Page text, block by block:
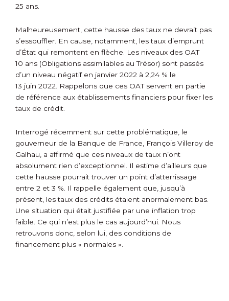
25 ans.
Malheureusement, cette hausse des taux ne devrait pas
s’essouffler. En cause, notamment, les taux d’emprunt
d’État qui remontent en flèche. Les niveaux des OAT
10 ans (Obligations assimilables au Trésor) sont passés
d’un niveau négatif en janvier 2022 à 2,24 % le
13 juin 2022. Rappelons que ces OAT servent en partie
de référence aux établissements financiers pour fixer les
taux de crédit.
Interrogé récemment sur cette problématique, le
gouverneur de la Banque de France, François Villeroy de
Galhau, a affirmé que ces niveaux de taux n’ont
absolument rien d’exceptionnel. Il estime d’ailleurs que
cette hausse pourrait trouver un point d’atterrissage
entre 2 et 3 %. Il rappelle également que, jusqu’à
présent, les taux des crédits étaient anormalement bas.
Une situation qui était justifiée par une inflation trop
faible. Ce qui n’est plus le cas aujourd’hui. Nous
retrouvons donc, selon lui, des conditions de
financement plus « normales ».